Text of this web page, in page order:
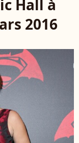
Hall à
2016